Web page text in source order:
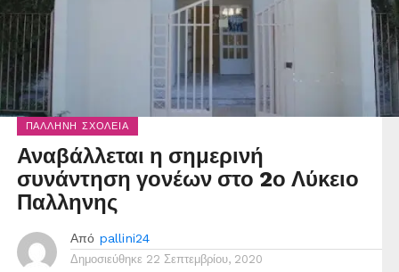
ΠΑΛΛΉΝΗ ΣΧΟΛΕΊΑ
Αναβάλλεται η σημερινή
συνάντηση γονέων στο 2ο Λύκειο
Παλληνης
Από pallini24
Δημοσιεύθηκε 22 Σεπτεμβρίου, 2020